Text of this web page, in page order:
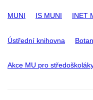
MUNI IS MUNI INET
Ústřední knihovna
Akce MU pro